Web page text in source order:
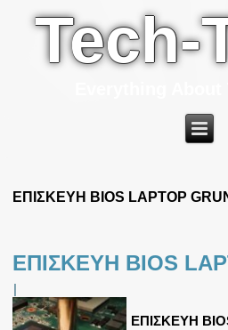
Tech-
ΕΠΙΣΚΕΥΗ BIOS LAPTOP
ΕΠΙΣΚΕΥΗ BIOS
|
ΕΠΙΣΚΕΥΗ